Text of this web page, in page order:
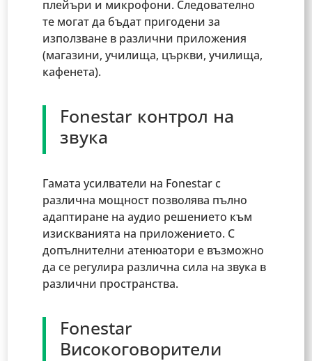
плейъри и микрофони. Следователно
те могат да бъдат пригодени за
използване в различни приложения
(магазини, училища, църкви, училища,
кафенета).
Fonestar контрол на
звука
Гамата усилватели на Fonestar с
различна мощност позволява пълно
адаптиране на аудио решението към
изискванията на приложението. С
допълнителни атенюатори е възможно
да се регулира различна сила на звука в
различни пространства.
Fonestar
Високоговорители